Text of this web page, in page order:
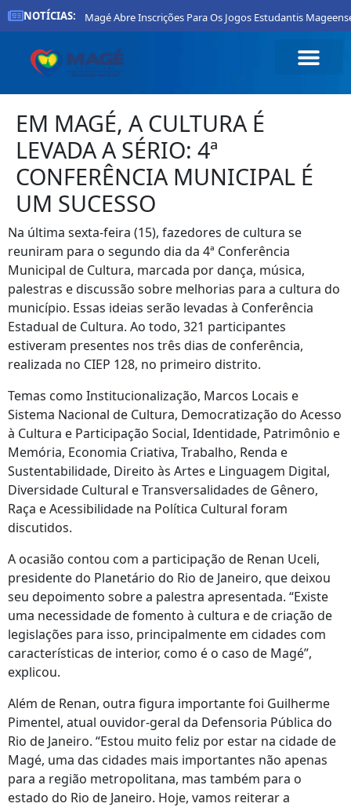
NOTÍCIAS:
De Magé Abre Inscrições Para Os Jogos Estudantis Mageenses
EM MAGÉ, A CULTURA É
LEVADA A SÉRIO: 4ª
CONFERÊNCIA MUNICIPAL É
UM SUCESSO
Na última sexta-feira (15), fazedores de cultura se
reuniram para o segundo dia da 4ª Conferência
Municipal de Cultura, marcada por dança, música,
palestras e discussão sobre melhorias para a cultura do
município. Essas ideias serão levadas à Conferência
Estadual de Cultura. Ao todo, 321 participantes
estiveram presentes nos três dias de conferência,
realizada no CIEP 128, no primeiro distrito.
Temas como Institucionalização, Marcos Locais e
Sistema Nacional de Cultura, Democratização do Acesso
à Cultura e Participação Social, Identidade, Patrimônio e
Memória, Economia Criativa, Trabalho, Renda e
Sustentabilidade, Direito às Artes e Linguagem Digital,
Diversidade Cultural e Transversalidades de Gênero,
Raça e Acessibilidade na Política Cultural foram
discutidos.
A ocasião contou com a participação de Renan Uceli,
presidente do Planetário do Rio de Janeiro, que deixou
seu depoimento sobre a palestra apresentada. “Existe
uma necessidade de fomento à cultura e de criação de
legislações para isso, principalmente em cidades com
características de interior, como é o caso de Magé”,
explicou.
Além de Renan, outra figura importante foi Guilherme
Pimentel, atual ouvidor-geral da Defensoria Pública do
Rio de Janeiro. “Estou muito feliz por estar na cidade de
Magé, uma das cidades mais importantes não apenas
para a região metropolitana, mas também para o
estado do Rio de Janeiro. Hoje, vamos reiterar a